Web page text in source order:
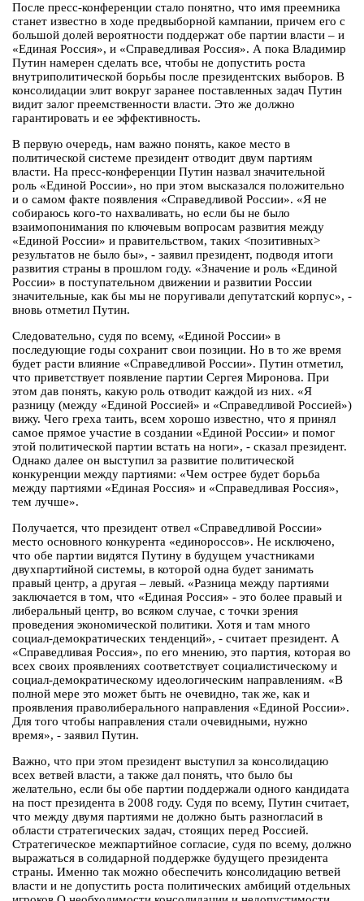
После пресс-конференции стало понятно, что имя преемника
станет известно в ходе предвыборной кампании, причем его с
большой долей вероятности поддержат обе партии власти – и
«Единая Россия», и «Справедливая Россия». А пока Владимир
Путин намерен сделать все, чтобы не допустить роста
внутриполитической борьбы после президентских выборов. В
консолидации элит вокруг заранее поставленных задач Путин
видит залог преемственности власти. Это же должно
гарантировать и ее эффективность.
В первую очередь, нам важно понять, какое место в
политической системе президент отводит двум партиям
власти. На пресс-конференции Путин назвал значительной
роль «Единой России», но при этом высказался положительно
и о самом факте появления «Справедливой России». «Я не
собираюсь кого-то нахваливать, но если бы не было
взаимопонимания по ключевым вопросам развития между
«Единой России» и правительством, таких <позитивных>
результатов не было бы», - заявил президент, подводя итоги
развития страны в прошлом году. «Значение и роль «Единой
России» в поступательном движении и развитии России
значительные, как бы мы не поругивали депутатский корпус», -
вновь отметил Путин.
Следовательно, судя по всему, «Единой России» в
последующие годы сохранит свои позиции. Но в то же время
будет расти влияние «Справедливой России». Путин отметил,
что приветствует появление партии Сергея Миронова. При
этом дав понять, какую роль отводит каждой из них. «Я
разницу (между «Единой Россией» и «Справедливой Россией»)
вижу. Чего греха таить, всем хорошо известно, что я принял
самое прямое участие в создании «Единой России» и помог
этой политической партии встать на ноги», - сказал президент.
Однако далее он выступил за развитие политической
конкуренции между партиями: «Чем острее будет борьба
между партиями «Единая Россия» и «Справедливая Россия»,
тем лучше».
Получается, что президент отвел «Справедливой России»
место основного конкурента «единороссов». Не исключено,
что обе партии видятся Путину в будущем участниками
двухпартийной системы, в которой одна будет занимать
правый центр, а другая – левый. «Разница между партиями
заключается в том, что «Единая Россия» - это более правый и
либеральный центр, во всяком случае, с точки зрения
проведения экономической политики. Хотя и там много
социал-демократических тенденций», - считает президент. А
«Справедливая Россия», по его мнению, это партия, которая во
всех своих проявлениях соответствует социалистическому и
социал-демократическому идеологическим направлениям. «В
полной мере это может быть не очевидно, так же, как и
проявления праволиберального направления «Единой России».
Для того чтобы направления стали очевидными, нужно
время», - заявил Путин.
Важно, что при этом президент выступил за консолидацию
всех ветвей власти, а также дал понять, что было бы
желательно, если бы обе партии поддержали одного кандидата
на пост президента в 2008 году. Судя по всему, Путин считает,
что между двумя партиями не должно быть разногласий в
области стратегических задач, стоящих перед Россией.
Стратегическое межпартийное согласие, судя по всему, должно
выражаться в солидарной поддержке будущего президента
страны. Именно так можно обеспечить консолидацию ветвей
власти и не допустить роста политических амбиций отдельных